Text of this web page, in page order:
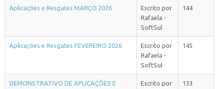
Aplicações e Resgates MARÇO 2026
Escrito por
Rafaela -
SoftSul
144
Aplicações e Resgates FEVEREIRO 2026
Escrito por
Rafaela -
SoftSul
145
DEMONSTRATIVO DE APLICAÇÕES E
Escrito por
133